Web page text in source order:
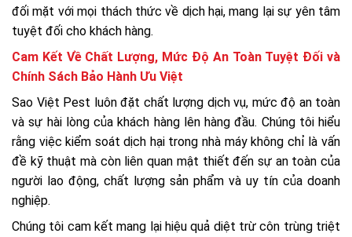
đối mặt với mọi thách thức về dịch hại, mang lại sự yên tâm
tuyệt đối cho khách hàng.
Cam Kết Về Chất Lượng, Mức Độ An Toàn Tuyệt Đối và
Chính Sách Bảo Hành Ưu Việt
Sao Việt Pest luôn đặt chất lượng dịch vụ, mức độ an toàn
và sự hài lòng của khách hàng lên hàng đầu. Chúng tôi hiểu
rằng việc kiểm soát dịch hại trong nhà máy không chỉ là vấn
đề kỹ thuật mà còn liên quan mật thiết đến sự an toàn của
người lao động, chất lượng sản phẩm và uy tín của doanh
nghiệp.
Chúng tôi cam kết mang lại hiệu quả diệt trừ côn trùng triệt